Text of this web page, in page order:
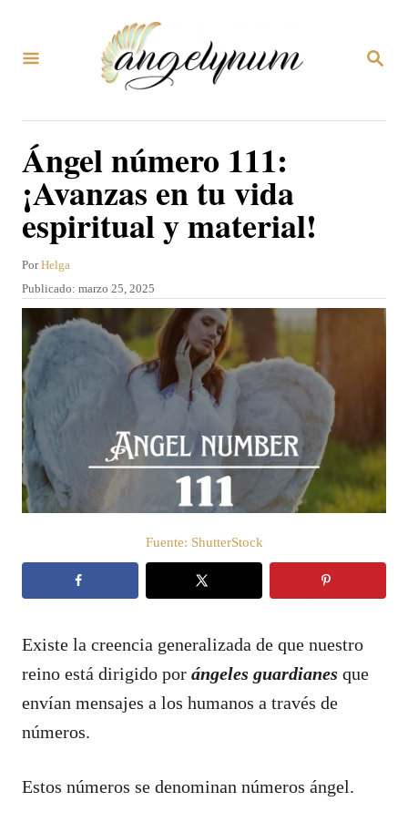
B
Ángel número 111:
¡Avanzas en tu vida
espiritual y material!
PorA
u
t
r
Helga
P
u
b
c
a
d
e
l
Publicado: marzo 25, 2025
Fuente: ShutterStock
Existe la creencia generalizada de que nuestro
reino está dirigido por ángeles guardianes que
envían mensajes a los humanos a través de
números.
Estos números se denominan números ángel.